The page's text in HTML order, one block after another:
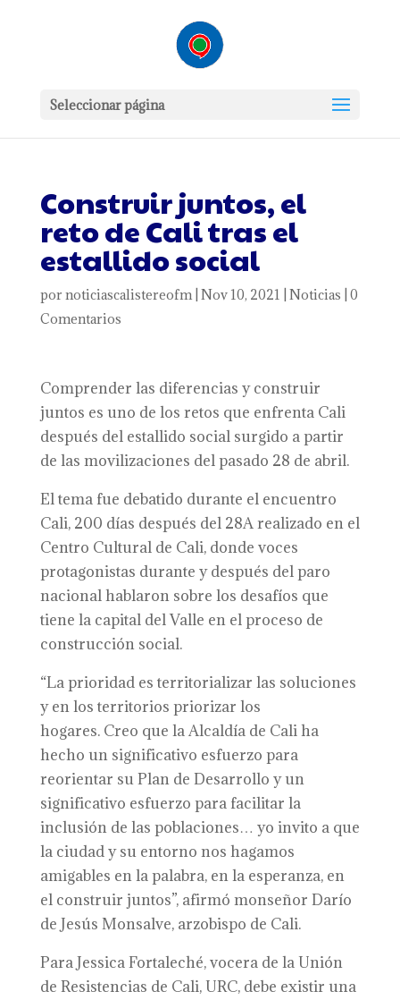
Seleccionar página
Construir juntos, el
reto de Cali tras el
estallido social
por noticiascalistereofm| Nov 10, 2021 Noticias 0
Comentarios
Comprender las diferencias y construir
juntos es uno de los retos que enfrenta Cali
después del estallido social surgido a partir
de las movilizaciones del pasado 28 de abril.
El tema fue debatido durante el encuentro
Cali, 200 días después del 28A realizado en el
Centro Cultural de Cali, donde voces
protagonistas durante y después del paro
nacional hablaron sobre los desafíos que
tiene la capital del Valle en el proceso de
construcción social.
“La prioridad es territorializar las soluciones
y en los territorios priorizar los
hogares. Creo que la Alcaldía de Cali ha
hecho un significativo esfuerzo para
reorientar su Plan de Desarrollo y un
significativo esfuerzo para facilitar la
inclusión de las poblaciones… yo invito a que
la ciudad y su entorno nos hagamos
amigables en la palabra, en la esperanza, en
el construir juntos”, afirmó monseñor Darío
de Jesús Monsalve, arzobispo de Cali.
Para Jessica Fortaleché, vocera de la Unión
de Resistencias de Cali, URC, debe existir una